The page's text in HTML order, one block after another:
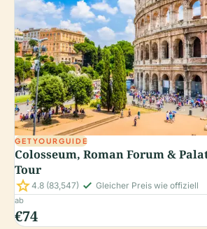
GETYOURGUIDE
Colosseum, Roman Forum &
Tour
star4.8 (83,547) check_small Gleicher Preis wie offiziell
ab
€74